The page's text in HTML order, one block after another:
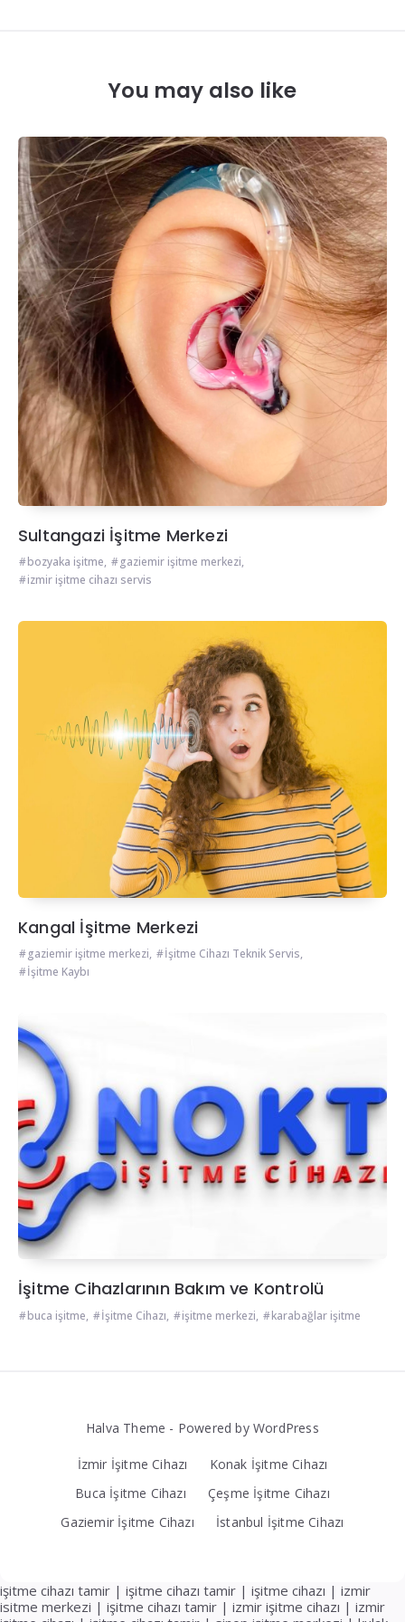
You may also like
Sultangazi İşitme Merkezi
bozyaka işitme, gaziemir işitme merkezi,
izmir işitme cihazı servis
Kangal İşitme Merkezi
gaziemir işitme merkezi, İşitme Cihazı Teknik Servis,
İşitme Kaybı
İşitme Cihazlarının Bakım ve Kontrolü
buca işitme, İşitme Cihazı, işitme merkezi, karabağlar işitme
Halva Theme - Powered by WordPress
İzmir İşitme Cihazı
Konak İşitme Cihazı
Buca İşitme Cihazı
Çeşme İşitme Cihazı
Gaziemir İşitme Cihazı
İstanbul İşitme Cihazı
işitme cihazı tamir | işitme cihazı tamir | işitme cihazı | izmir
isitme merkezi | işitme cihazı tamir | izmir işitme cihazı | izmir